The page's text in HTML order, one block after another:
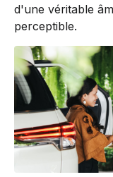
d'une véritable
perceptible.